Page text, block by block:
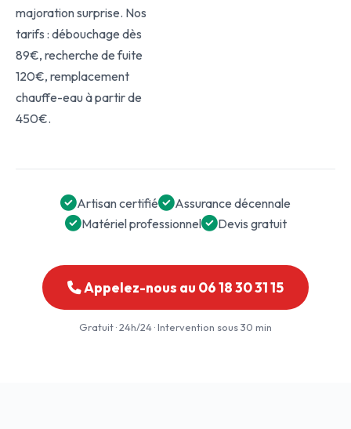
majoration surprise. Nos
tarifs : débouchage dès
89€, recherche de fuite
120€, remplacement
chauffe-eau à partir de
450€.
Artisan certifié
Assurance décennale
Matériel professionnel
Devis gratuit
Appelez-nous au 06 18 30 31 15
Gratuit · 24h/24 · Intervention sous 30 min